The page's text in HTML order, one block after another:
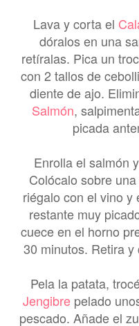
Lava y corta el
dóralos en una
retíralas. Pica un
con 2 tallos de
diente de ajo.
Salmón,
picada
Enrolla el salmón
Colócalo sobre
riégalo con el vino y
restante muy
cuece en el horno
30 minutos. Retira
Pela la patata,
Jengibre pelado
pescado. Añade el